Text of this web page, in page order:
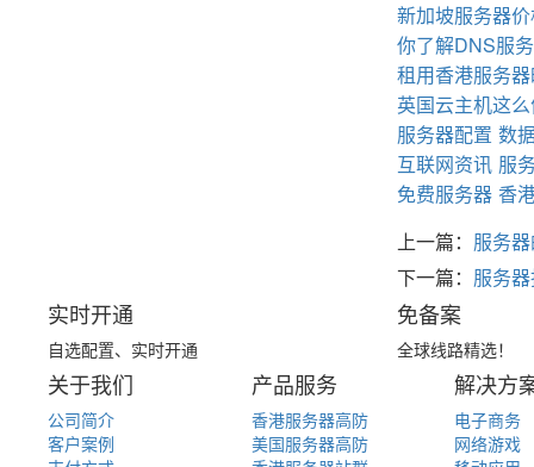
新加坡服务器
你了解DNS服
租用香港服务
英国云主机这
服务器配置 数
互联网资讯 服
免费服务器 香
上一篇： 服务
下一篇： 服务
实时开通
自选配置、实时开通
免备案
全球线路精选！
关于我们
公司简介
客户案例
产品服务
香港服务器高防
美国服务器高防
解决方
电子商务
网络游戏